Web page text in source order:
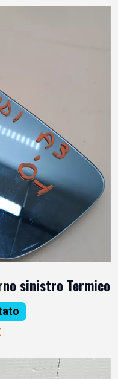
sinistro Termico